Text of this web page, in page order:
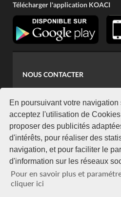
En poursuivant votre navigation
acceptez l'utilisation de
proposer des publicités
d'intérêts, pour réaliser des
navigation, et pour faciliter le
d'information sur les réseaux
Pour en savoir plus et
cliquer ici
Télécharger l'application KOACI
NOUS CONTACTER
koaci@yahoo.fr
+225 07 08 85 52 93
NEWSLETTER
Restez connecté via notre
S'abonner
Se désabonner